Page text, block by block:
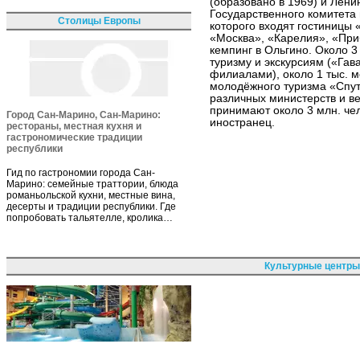
Столицы Европы
Город Сан-Марино, Сан-Марино:
рестораны, местная кухня и
гастрономические традиции
республики
Гид по гастрономии города Сан-
Марино: семейные траттории, блюда
романьольской кухни, местные вина,
десерты и традиции республики. Где
попробовать тальятелле, кролика…
Государственного
которого входят
«Москва», «Карелия»,
кемпинг в Ольгино. Около
туризму и экскурсиям
филиалами), около 1 тыс.
молодёжного туризма
различных министерств и
принимают около 3 млн.
иностранец.
Культурные